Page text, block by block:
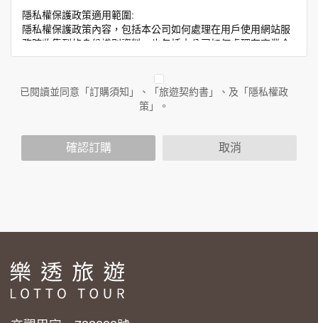
隱私權保護政策適用範圍:
隱私權保護政策內容，包括本公司如何處理在用戶使用網站服
務時收集到的身份識別資料，也包括本公司如何處理在商業合
作與本公司合作時分享的任何身份識別資料。隱私權保護政策
人員。例如您透過本公司旗下網站上的廣告廠商連結，這些置
放連結的廠商也可能蒐集您個人的資料。對於您主動提供的個
人資訊，這些廣告廠商或連結網站有其個別的隱私權保護政
您個人在本網站上的聊天室或討論區中任意公開個人資料的行
個人的資料，其範圍如下：
您所提供的姓名、電子郵件地址、聯絡方式及使用時間等。
於一般瀏覽時，伺服器會自行記錄相關行徑，包括您使用連線
設備的 IP 位址、使用時間、使用的瀏覽器、瀏覽及點選資料記
錄等，做為我們增進網站服務的參考依據，此記錄為內部應
用，決不對外公布。
已閱讀並同意「訂購須知」、「旅遊契約書」、及「隱私權政
策」。
確認訂購 取消